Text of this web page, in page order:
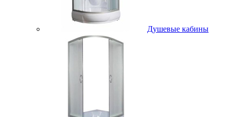
Душевые кабины